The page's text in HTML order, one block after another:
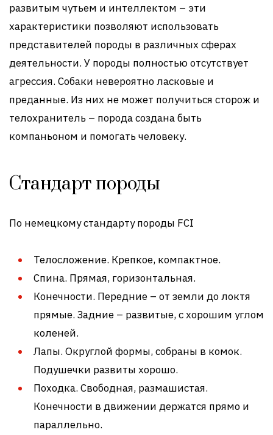
развитым чутьем и интеллектом – эти
характеристики позволяют использовать
представителей породы в различных сферах
деятельности. У породы полностью отсутствует
агрессия. Собаки невероятно ласковые и
преданные. Из них не может получиться сторож и
телохранитель – порода создана быть
компаньоном и помогать человеку.
Стандарт породы
По немецкому стандарту породы FCI
Телосложение. Крепкое, компактное.
Спина. Прямая, горизонтальная.
Конечности. Передние – от земли до локтя
прямые. Задние – развитые, с хорошим углом
коленей.
Лапы. Округлой формы, собраны в комок.
Подушечки развиты хорошо.
Походка. Свободная, размашистая.
Конечности в движении держатся прямо и
параллельно.